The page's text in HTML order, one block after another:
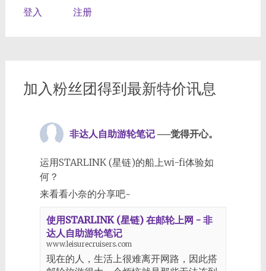
登入 注册
加入粉丝团得到最新特价讯息
非达人自助游轮笔记 ──觉得开心。
运用STARLINK (星链)的船上wi-fi体验如
何？
来看看小奈的分享吧~
使用STARLINK (星链) 在邮轮上网 - 非
达人自助游轮笔记
www.leisurecruisers.com
现在的人，生活上很难离开网路，因此搭